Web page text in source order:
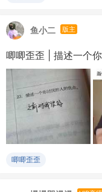
唧唧歪歪
慢慢即漫漫